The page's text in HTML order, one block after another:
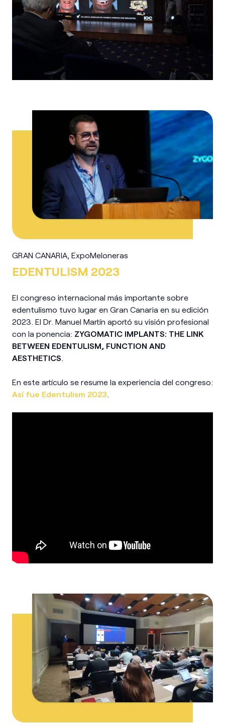
GRAN CANARIA, ExpoMeloneras
EDENTULISM 2023
El congreso internacional más importante sobre
edentulismo tuvo lugar en Gran Canaria en su edición
2023. El Dr. Manuel Martín aportó su visión profesional
con la ponencia: ZYGOMATIC IMPLANTS: THE LINK
BETWEEN EDENTULISM, FUNCTION AND
AESTHETICS.
En este artículo se resume la experiencia del congreso:
Así fue Edentulism 2023.